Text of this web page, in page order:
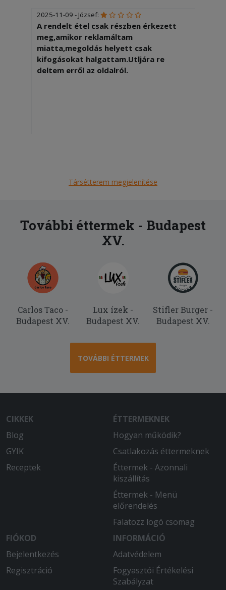
2025-11-09 - József:
A rendelt étel csak részben érkezett
meg,amikor reklamáltam
miatta,megoldás helyett csak
kifogásokat halgattam.Utljára re
deltem erről az oldalról.
Társétterem megjelenítése
További éttermek - Budapest
XV.
Carlos Taco -
Budapest XV.
Lux ízek -
Budapest XV.
Stifler Burger -
Budapest XV.
TOVÁBBI ÉTTERMEK
CIKKEK
Blog
GYIK
Receptek
ÉTTERMEKNEK
Hogyan működik?
Csatlakozás éttermeknek
Éttermek - Azonnali
kiszállítás
Éttermek - Menü
előrendelés
Falatozz logó csomag
FIÓKOD
Bejelentkezés
Regisztráció
INFORMÁCIÓ
Adatvédelem
Fogyasztói Értékelési
Szabályzat